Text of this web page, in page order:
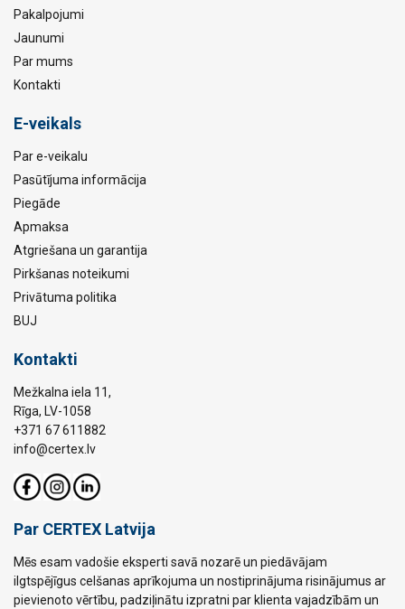
Pakalpojumi
Jaunumi
Par mums
Kontakti
E-veikals
Par e-veikalu
Pasūtījuma informācija
Piegāde
Apmaksa
Atgriešana un garantija
Pirkšanas noteikumi
Privātuma politika
BUJ
Kontakti
Mežkalna iela 11,
Rīga, LV-1058
+371 67 611882
info@certex.lv
Par CERTEX Latvija
Mēs esam vadošie eksperti savā nozarē un piedāvājam
ilgtspējīgus celšanas aprīkojuma un nostiprinājuma risinājumus ar
pievienoto vērtību, padziļinātu izpratni par klienta vajadzībām un